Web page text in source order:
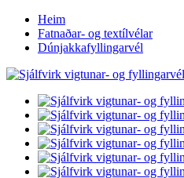
Heim
Fatnaðar- og textílvélar
Dúnjakkafyllingarvél